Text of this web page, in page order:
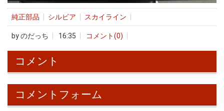
純正部品 シルビア スカイライン
byのだっち 16:35 コメント(0)
コメント
コメントフォーム